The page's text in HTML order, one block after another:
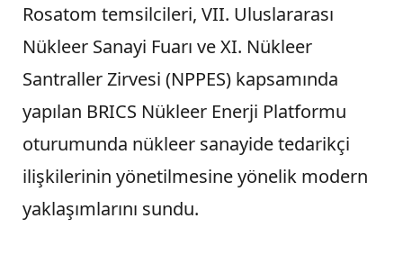
Rosatom temsilcileri, VII. Uluslararası
Nükleer Sanayi Fuarı ve XI. Nükleer
Santraller Zirvesi (NPPES) kapsamında
yapılan BRICS Nükleer Enerji Platformu
oturumunda nükleer sanayide tedarikçi
ilişkilerinin yönetilmesine yönelik modern
yaklaşımlarını sundu.